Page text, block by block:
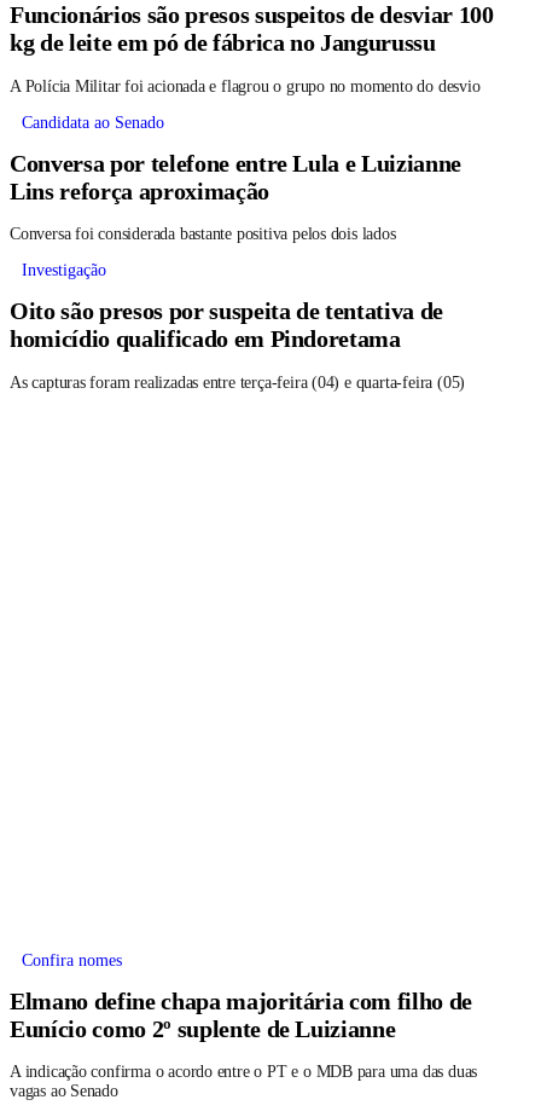
Funcionários são presos suspeitos de desviar 100
kg de leite em pó de fábrica no Jangurussu
A Polícia Militar foi acionada e flagrou o grupo no momento do desvio
Candidata ao Senado
Conversa por telefone entre Lula e Luizianne
Lins reforça aproximação
Conversa foi considerada bastante positiva pelos dois lados
Investigação
Oito são presos por suspeita de tentativa de
homicídio qualificado em Pindoretama
As capturas foram realizadas entre terça-feira (04) e quarta-feira (05)
Confira nomes
Elmano define chapa majoritária com filho de
Eunício como 2º suplente de Luizianne
A indicação confirma o acordo entre o PT e o MDB para uma das duas
vagas ao Senado